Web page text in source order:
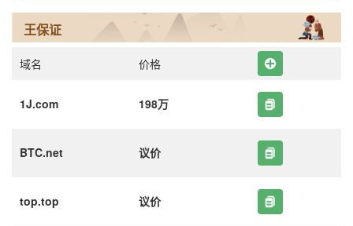
王保证
域名 价格
1J.com 198万
BTC.net 议价
top.top 议价